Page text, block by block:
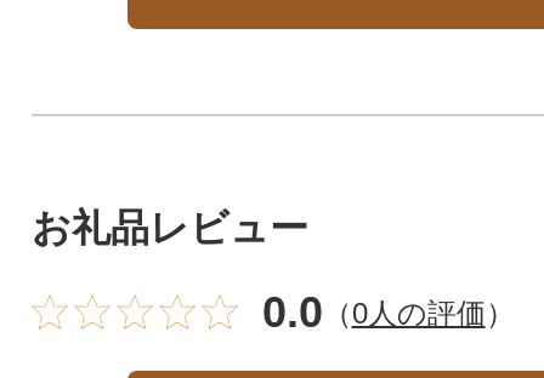
お礼品レビュー
0.0 （0人の評価）